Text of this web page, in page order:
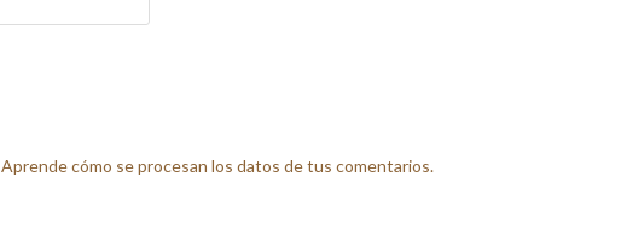
Aprende cómo se procesan los datos de tus comentarios.